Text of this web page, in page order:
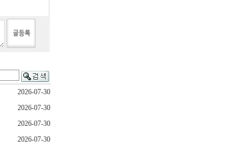
2026-07-30
2026-07-30
2026-07-30
2026-07-30